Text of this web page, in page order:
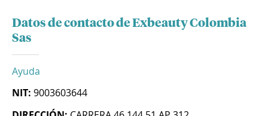
Datos de contacto de Exbeauty Colombia
Sas
Ayuda
NIT: 9003603644